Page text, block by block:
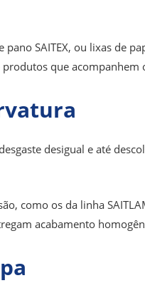
SAITEX, ou lixas de
que acompanhem
desigual e até
como os da linha
acabamento